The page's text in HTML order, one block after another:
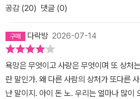
공감 (20) 댓글 (0)
다락방 2026-07-14
욕망은 무엇이고 사랑은 무엇이며 또 상처
란 말인가. 왜 다른 사람의 상처가 또다른
냔 말이지. 아이 돈 노. 우리는 얼마나 많이